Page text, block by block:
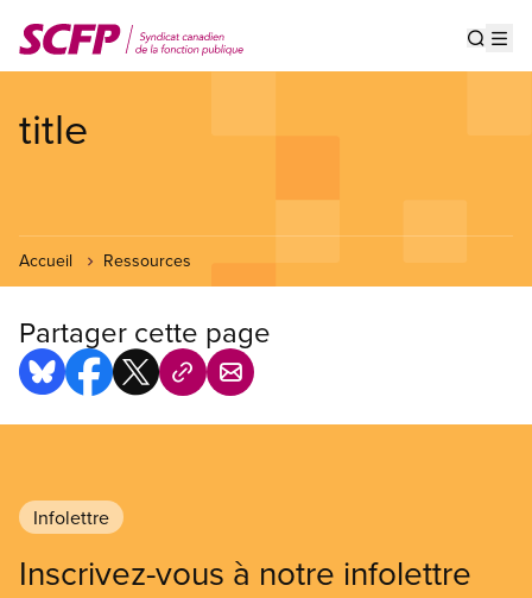
au
contenu
title
Accueil Ressources
Partager cette page
Infolettre
Inscrivez-vous à notre infolettre